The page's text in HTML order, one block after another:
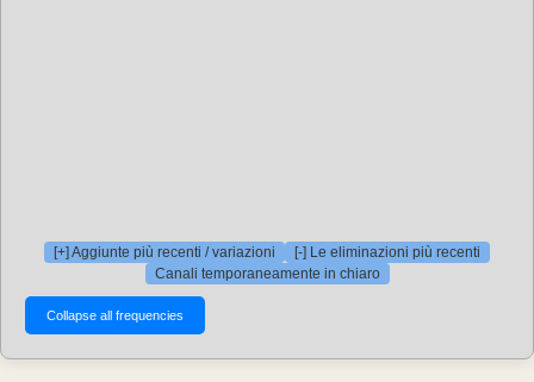
[+] Aggiunte più recenti / variazioni
[-] Le eliminazioni più recenti
Canali temporaneamente in chiaro